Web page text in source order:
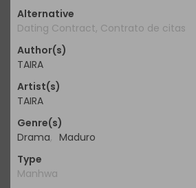
Alternative
Dating Contract, Contrato de citas
Author(s)
TAIRA
Artist(s)
TAIRA
Genre(s)
Drama, Maduro
Type
Manhwa